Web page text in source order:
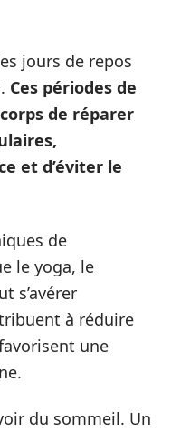
jours de repos
Ces périodes de
de réparer
et d’éviter le
de
le yoga, le
s’avérer
à réduire
une
du sommeil. Un